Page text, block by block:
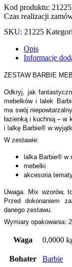
Kod produktu: 21225
Czas realizacji
SKU: 21225
Opis
Informacje
ZESTAW BARBIE
Odkryj, jak
mebelków i lalek
ma swój
łazienką i kuchnią – w
i lalkę Barbie® w
W zestawie:
lalka Barbie® w
mebelki
akcesoria
Uwaga. Mix wzorów,
Przed dokonaniem
danego zestawu.
Wymiary opakowania:
Waga 0,0000
Bohater Barbie